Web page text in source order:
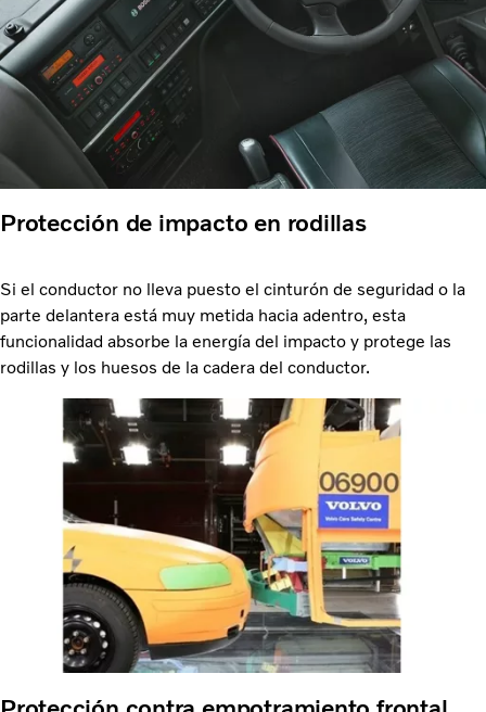
Protección de impacto en rodillas
Si el conductor no lleva puesto el cinturón de seguridad o la
parte delantera está muy metida hacia adentro, esta
funcionalidad absorbe la energía del impacto y protege las
rodillas y los huesos de la cadera del conductor.